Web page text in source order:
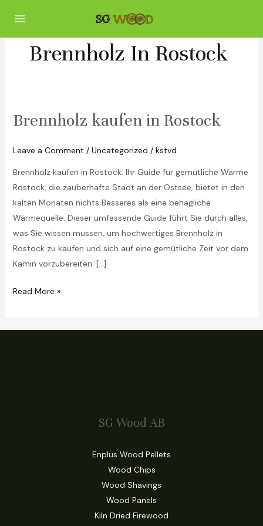
content
Brennholz In Rostock
Brennholz kaufen in Rostock
Leave a Comment / Uncategorized / kstvd
Brennholz kaufen in Rostock: Ihr Guide für gemütliche Wärme
Rostock, die zauberhafte Stadt an der Ostsee, bietet in den
kalten Monaten nichts Besseres als eine behagliche
Wärmequelle. Dieser umfassende Guide führt Sie durch alles,
was Sie wissen müssen, um hochwertiges Brennholz in
Rostock zu kaufen und sich auf eine gemütliche Zeit vor dem
Kamin vorzubereiten. […]
Brennholz
in
Read More »
SG Wood AB
Enplus Wood Pellets
Wood Chips
Wood Shavings
Wood Panels
Kiln Dried Firewood